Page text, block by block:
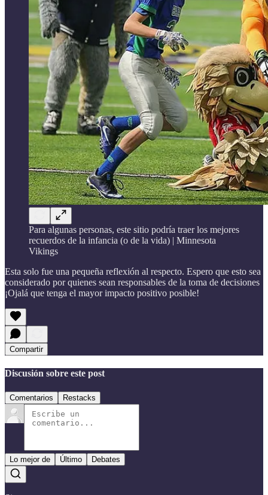
Para algunas personas, este sitio podría traer los mejores
recuerdos de la infancia (o de la vida) | Minnesota
Vikings
Esta solo fue una pequeña reflexión al respecto. Espero que esto sea
considerado por quienes sean responsables de la toma de decisiones
¡Ojalá que tenga el mayor impacto positivo posible!
Compartir
Discusión sobre este post
Comentarios Restacks
Lo mejor de Último Debates